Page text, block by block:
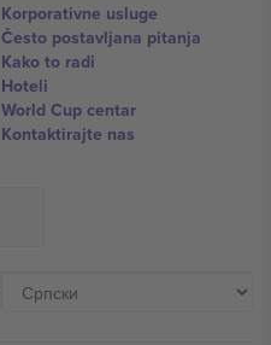
Korporativne usluge
Često postavljana pitanja
Kako to radi
Hoteli
World Cup centar
Kontaktirajte nas